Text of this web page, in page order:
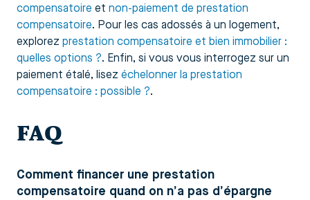
compensatoire et non-paiement de prestation
compensatoire. Pour les cas adossés à un logement,
explorez prestation compensatoire et bien immobilier :
quelles options ?. Enfin, si vous vous interrogez sur un
paiement étalé, lisez échelonner la prestation
compensatoire : possible ?.
FAQ
Comment financer une prestation
compensatoire quand on n’a pas d’épargne